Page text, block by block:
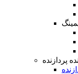
پردازنده